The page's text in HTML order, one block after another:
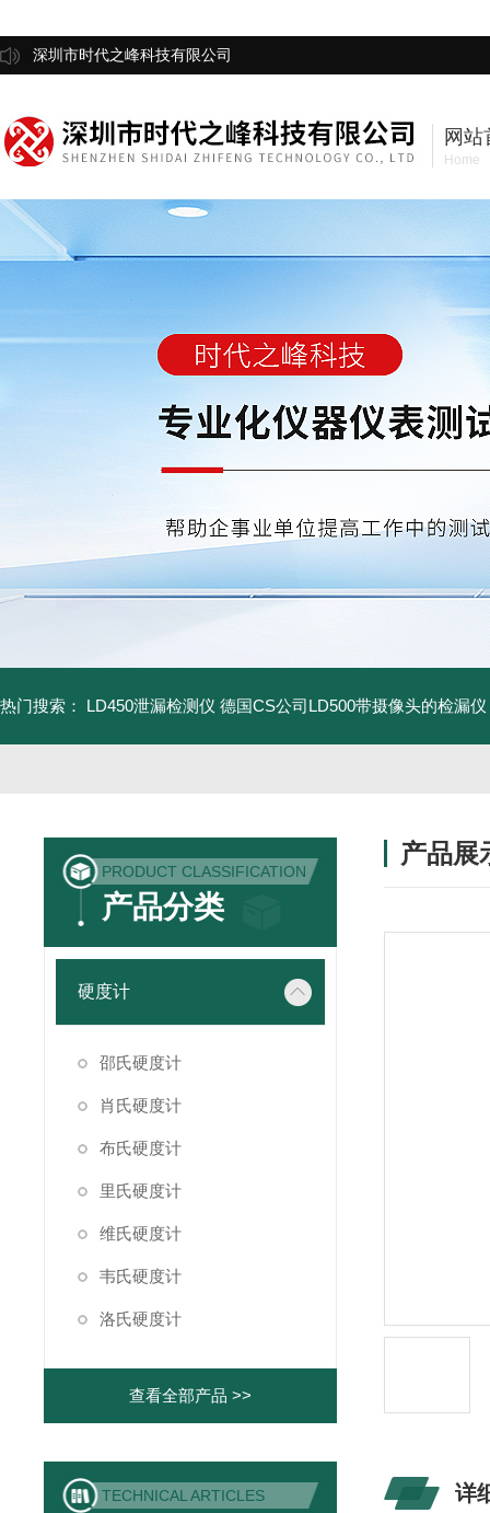
深圳市时代之峰科技有限公司
网站
Home
热门搜索： LD450泄漏检测仪 德国CS公司LD500带摄像头的检漏仪
PRODUCT CLASSIFICATION
产品分类
硬度计
邵氏硬度计
肖氏硬度计
布氏硬度计
里氏硬度计
维氏硬度计
韦氏硬度计
洛氏硬度计
查看全部产品 >>
TECHNICAL ARTICLES
产品展
详